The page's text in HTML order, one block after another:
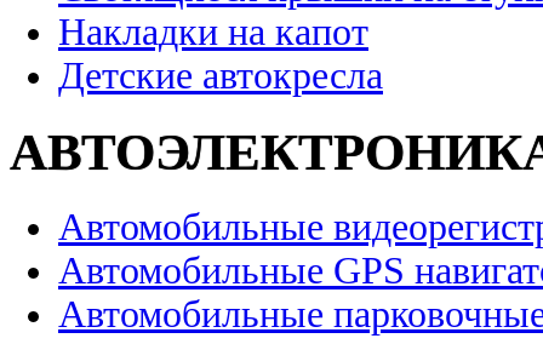
Накладки на капот
Детские автокресла
Автомобильные
Автомобильные GPS
Автомобильные